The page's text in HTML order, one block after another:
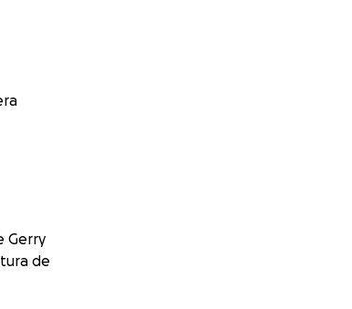
Gerry
de